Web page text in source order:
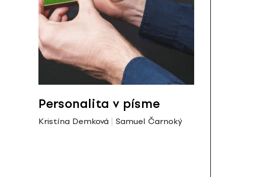
Personalita v písme
Kristína Demková Samuel Čarnoký